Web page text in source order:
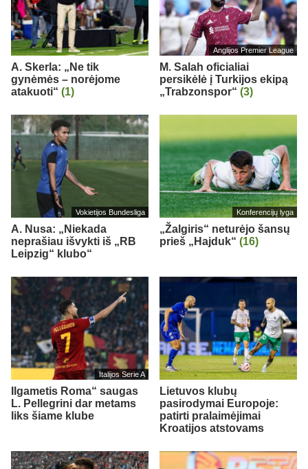
A. Skerla: „Ne tik
gynėmės – norėjome
atakuoti“ (1)
Anglijos Premier League
M. Salah oficialiai
persikėlė į Turkijos ekipą
„Trabzonspor“ (3)
Vokietijos Bundesliga
A. Nusa: „Niekada
neprašiau išvykti iš „RB
Leipzig“ klubo“
Konferencijų lyga
„Žalgiris“ neturėjo šansų
prieš „Hajduk“ (16)
Italijos Serie A
Ilgametis Roma“ saugas
L. Pellegrini dar metams
liks šiame klube
Lietuvos klubų
pasirodymai Europoje:
patirti pralaimėjimai
Kroatijos atstovams